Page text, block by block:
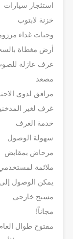
استئجار سيارات
خزنة لابتوب
وجبات غداء
أرض مغطاة
غرف عازلة
مصعد
مرافق لذوي
غرف لغير
خدمة الغرف
سهولة الوصول
مرحاض بمقابض
ملائمة
يمكن الوصول
مسبح خارجي
مجاناً!
مفتوح طوال